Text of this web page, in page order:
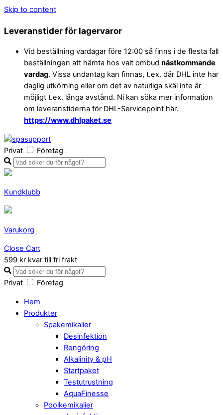
Skip to content
Leveranstider för lagervaror
Vid beställning vardagar före 12:00 så finns i de flesta fall
beställningen att hämta hos valt ombud nästkommande
vardag. Vissa undantag kan finnas, t.ex. där DHL inte har
daglig utkörning eller om det av naturliga skäl inte är
möjligt t.ex. långa avstånd. Ni kan söka mer information
om leveranstiderna för DHL-Servicepoint här.
https://www.dhlpaket.se
Privat Företag
Kundklubb
Varukorg
Close Cart
599 kr kvar till fri frakt
Privat Företag
Hem
Produkter
Spakemikalier
Desinfektion
Rengöring
Alkalinity & pH
Startpaket
Testutrustning
AquaFinesse
Poolkemikalier